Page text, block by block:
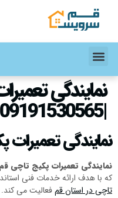
نمایندگی
|09191530565-02536645610
نمایندگی تعمیرات
نمایندگی تعمیرات پکیج تاچی قم
که با هدف ارائه خدمات فنی
تاچی در استان قمفعالیت می کند.